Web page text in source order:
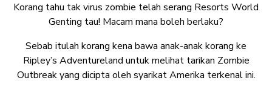
Korang tahu tak virus zombie telah serang Resorts World
Genting tau! Macam mana boleh berlaku?
Sebab itulah korang kena bawa anak-anak korang ke
Ripley’s Adventureland untuk melihat tarikan Zombie
Outbreak yang dicipta oleh syarikat Amerika terkenal ini.